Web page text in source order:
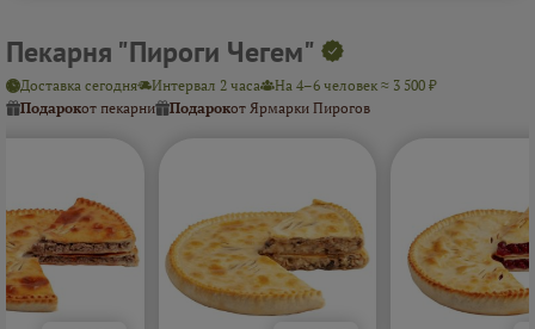
Пекарня "Пироги Чегем"
Доставка сегодня Интервал 2 часа
На 4–6 человек ≈ 3 500 ₽
Подарокот пекарни Подарокот Ярмарки Пирогов